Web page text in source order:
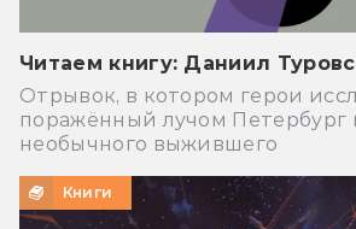
Читаем книгу: Даниил
Отрывок, в котором герои
поражённый лучом Петербург
необычного выжившего
Книги